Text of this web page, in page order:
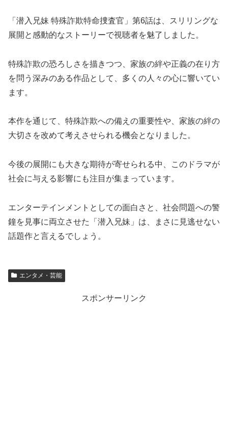
「潜入兄妹 特殊詐欺特命捜査官」第6話は、スリリングな
展開と感動的なストーリーで視聴者を魅了しました。
特殊詐欺の恐ろしさを描きつつ、家族の絆や正義の在り方
を問う深みのある作品として、多くの人々の心に響いてい
ます。
本作を通じて、特殊詐欺への備えの重要性や、家族の絆の
大切さを改めて考えさせられる機会となりました。
今後の展開にも大きな期待が寄せられる中、このドラマが
社会に与える影響にも注目が集まっています。
エンターテインメントとしての面白さと、社会問題への警
鐘を見事に両立させた「潜入兄妹」は、まさに見逃せない
話題作と言えるでしょう。
エンタメ・芸能
スポンサーリンク